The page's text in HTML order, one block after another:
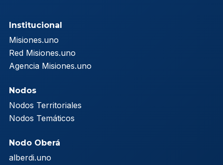
Institucional
Misiones.uno
Red Misiones.uno
Agencia Misiones.uno
Nodos
Nodos Territoriales
Nodos Temáticos
Nodo Oberá
alberdi.uno